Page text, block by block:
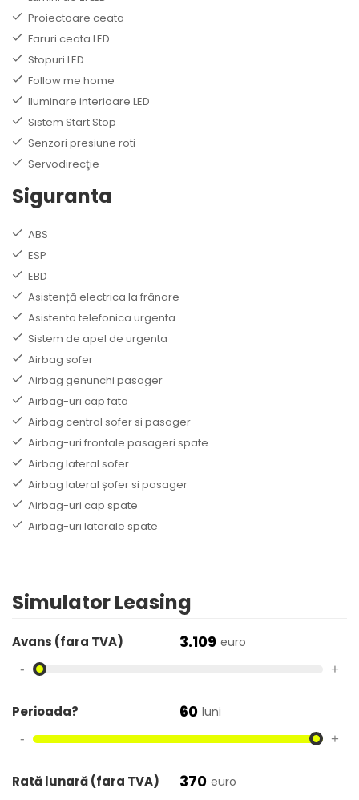
Proiectoare ceata
Faruri ceata LED
Stopuri LED
Follow me home
Iluminare interioare LED
Sistem Start Stop
Senzori presiune roti
Servodirecţie
Siguranta
ABS
ESP
EBD
Asistență electrica la frânare
Asistenta telefonica urgenta
Sistem de apel de urgenta
Airbag sofer
Airbag genunchi pasager
Airbag-uri cap fata
Airbag central sofer si pasager
Airbag-uri frontale pasageri spate
Airbag lateral sofer
Airbag lateral șofer si pasager
Airbag-uri cap spate
Airbag-uri laterale spate
Simulator Leasing
Avans (fara TVA) 3.109 euro
- +
Perioada? 60 luni
- +
Rată lunară (fara TVA) 370 euro